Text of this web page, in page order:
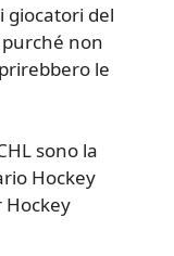
giocatori del
non
le
sono la
Hockey
Hockey